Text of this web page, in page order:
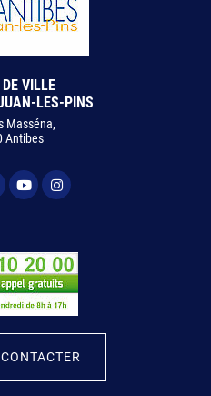
VILLE
LES-PINS
Masséna,
Antibes